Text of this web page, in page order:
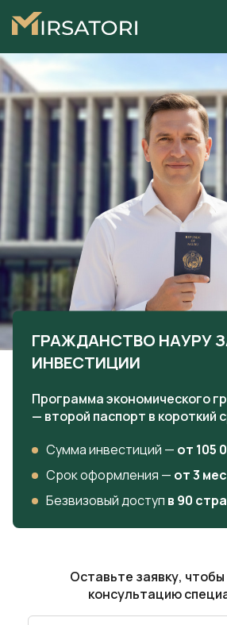
ГРАЖДАНСТВО НАУРУ
ИНВЕСТИЦИИ
Программа экономического
— второй паспорт в короткий
Сумма инвестиций — от 105
Срок оформления — от 3
Безвизовый доступ в 90
Оставьте заявку, чтобы
консультацию